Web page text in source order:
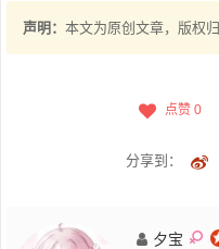
声明： 本文为原创文章，版权归
点赞 0
分享到：
夕宝